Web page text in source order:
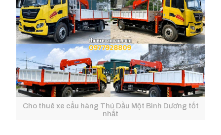
Cho thuê xe cẩu hàng Thủ Dầu Một Bình Dương tốt
nhất